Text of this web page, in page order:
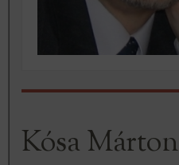
Kósa Márton